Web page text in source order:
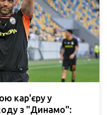
кар'єру у
з "Динамо":